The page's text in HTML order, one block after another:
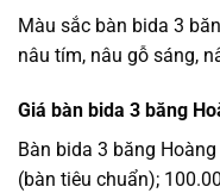
Màu sắc bàn bida 3
nâu tím, nâu gỗ sáng,
Giá bàn bida 3 băng
Bàn bida 3 băng
(bàn tiêu chuẩn);